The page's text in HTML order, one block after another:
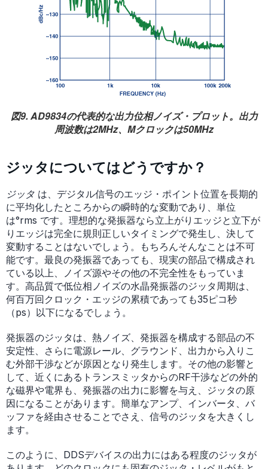
図9. AD9834の代表的な出力位相ノイズ・プロット。出力
周波数は2MHz、Mクロックは50MHz
ジッタについてはどうですか？
ジッタ は、デジタル信号のエッジ・ポイント位置を長期的
に平均化したところからの瞬時的な変動であり、単位
は°rms です。理想的な発振器なら立上がりエッジと立下が
りエッジは完全に規則正しいタイミングで発生し、決して
変動することはないでしょう。もちろんそんなことは不可
能です。最良の発振器であっても、現実の部品で構成され
ている以上、ノイズ源やその他の不完全性をもっていま
す。高品質で低位相ノイズの水晶発振器のジッタ周期は、
何百万回クロック・エッジの累積であっても35ピコ秒
（ps）以下になるでしょう。
発振器のジッタは、熱ノイズ、発振器を構成する部品の不
安定性、さらに電源レール、グラウンド、出力から入りこ
む外部干渉などが原因となり発生します。その他の影響と
して、近くにあるトランスミッタからのRF干渉などの外的
な磁界や電界も、発振器の出力に影響を与え、ジッタの原
因になることがあります。簡単なアンプ、インバータ、バ
ッファを経由させることでさえ、信号のジッタを大きくし
ます。
このように、DDSデバイスの出力にはある程度のジッタが